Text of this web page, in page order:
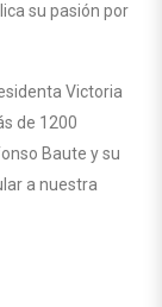
su pasión por
Victoria
de 1200
Baute y su
a nuestra